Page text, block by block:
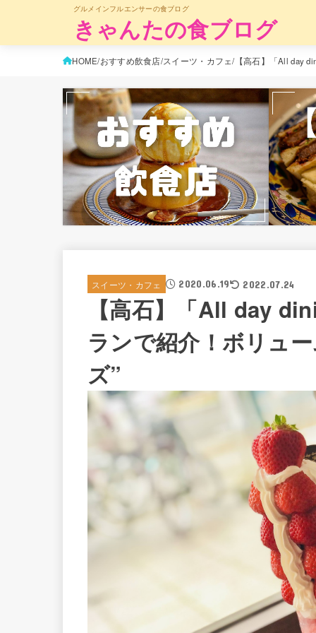
グルメインフルエンサーの食ブログ
きゃんたの食ブログ
HOME おすすめ飲食店 スイーツ・カフェ 【高石】「All day
スイーツ・カフェ 2020.06.19 2022.07.24
【高石】「All day
ランで紹介！ボリュ
ズ”